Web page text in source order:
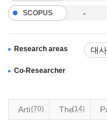
SCOPUS -
Research areas 대
Co-Researcher
Articles
(70) Thesis
(14)